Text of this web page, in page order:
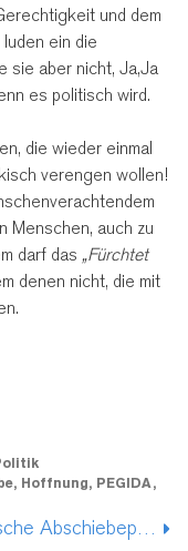
und dem
ein die
sie aber nicht, Ja,Ja
es politisch wird.
die wieder einmal
verengen wollen!
Menschen, auch zu
darf das „Fürchtet
denen nicht, die mit
, Hoffnung, PEGIDA,
Sächsische Abschiebepraxis – ein himmelschreiender Skandal